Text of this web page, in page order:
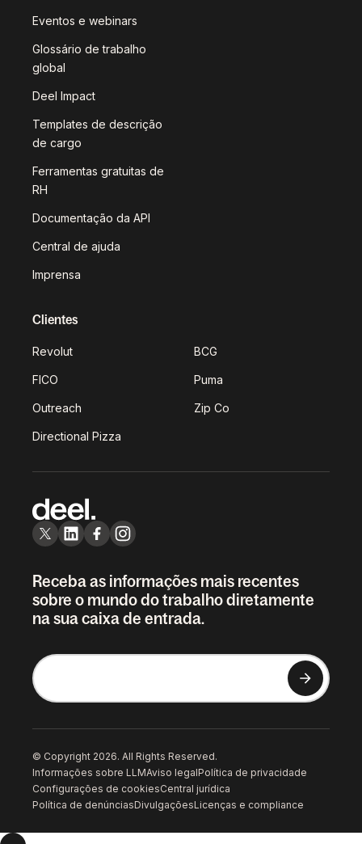
Eventos e webinars
Glossário de trabalho
global
Deel Impact
Templates de descrição
de cargo
Ferramentas gratuitas de
RH
Documentação da API
Central de ajuda
Imprensa
Clientes
Revolut BCG
FICO Puma
Outreach Zip Co
Directional Pizza
Receba as informações mais recentes
sobre o mundo do trabalho diretamente
na sua caixa de entrada.
© Copyright 2026. All Rights Reserved.
Informações sobre LLMAviso legalPolítica de privacidade
Configurações de cookiesCentral jurídica
Política de denúnciasDivulgaçõesLicenças e compliance